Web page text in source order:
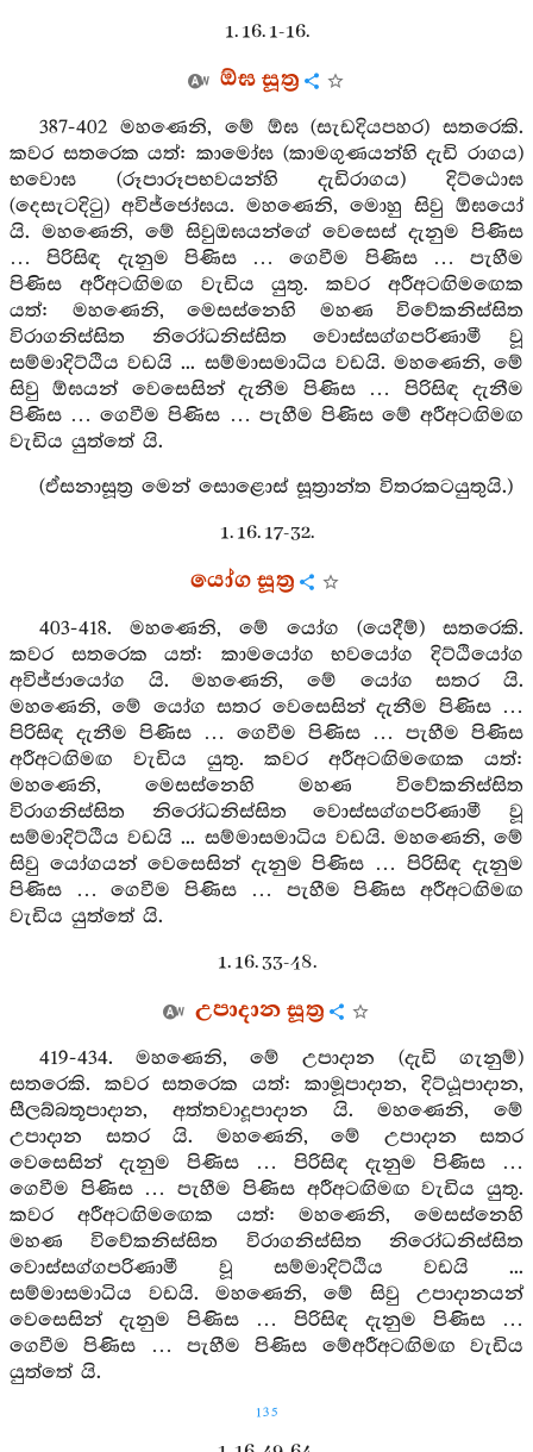
1. 16. 1-16.
ඕඝ සූත්‍ර
387-402 මහණෙනි, මේ ඕඝ (සැඩදියපහර) සතරෙකි.
කවර සතරෙක යත්: කාමෝඝ (කාමගුණයන්හි දැඩි රාගය)
භවොඝ (රූපාරූපභවයන්හි දැඩිරාගය) දිට්ඨොඝ
(දෙසැටදිටු) අවිජ්ජෝඝය. මහණෙනි, මොහු සිවු ඕඝයෝ
යි. මහණෙනි, මේ සිවුඔඝයන්ගේ වෙසෙස් දැනුම පිණිස
… පිරිසිඳ දැනුම පිණිස … ගෙවීම පිණිස … පැහීම
පිණිස අරීඅටඟිමඟ වැඩිය යුතු. කවර අරීඅටඟිමඟෙක
යත්: මහණෙනි, මෙසස්නෙහි මහණ විවේකනිස්සිත
විරාගනිස්සිත නිරෝධනිස්සිත වොස්සග්ගපරිණාමී වූ
සම්මාදිට්ඨිය වඩයි ... සම්මාසමාධිය වඩයි. මහණෙනි, මේ
සිවු ඕඝයන් වෙසෙසින් දැනීම පිණිස … පිරිසිඳ දැනීම
පිණිස … ගෙවීම පිණිස … පැහීම පිණිස මේ අරීඅටඟිමඟ
වැඩිය යුත්තේ යි.
(ඒසනාසූත්‍ර මෙන් සොළොස් සූත්‍රාන්ත විතරකටයුතුයි.)
1. 16. 17-32.
යෝග සූත්‍ර
403-418. මහණෙනි, මේ යෝග (යෙදීම්) සතරෙකි.
කවර සතරෙක යත්: කාමයෝග භවයෝග දිට්ඨියෝග
අවිජ්ජායෝග යි. මහණෙනි, මේ යෝග සතර යි.
මහණෙනි, මේ යෝග සතර වෙසෙසින් දැනීම පිණිස …
පිරිසිඳ දැනීම පිණිස … ගෙවීම පිණිස … පැහීම පිණිස
අරීඅටඟිමඟ වැඩිය යුතු. කවර අරීඅටඟිමඟෙක යත්:
මහණෙනි, මෙසස්නෙහි මහණ විවේකනිස්සිත
විරාගනිස්සිත නිරෝධනිස්සිත වොස්සග්ගපරිණාමී වූ
සම්මාදිට්ඨිය වඩයි ... සම්මාසමාධිය වඩයි. මහණෙනි, මේ
සිවු යෝගයන් වෙසෙසින් දැනුම පිණිස … පිරිසිඳ දැනුම
පිණිස … ගෙවීම පිණිස … පැහීම පිණිස අරීඅටඟිමඟ
වැඩිය යුත්තේ යි.
1. 16. 33-48.
උපාදාන සූත්‍ර
419-434. මහණෙනි, මේ උපාදාන (දැඩි ගැනුම්)
සතරෙකි. කවර සතරෙක යත්: කාමූපාදාන, දිට්ඨූපාදාන,
සීලබ්බතූපාදාන, අත්තවාදූපාදාන යි. මහණෙනි, මේ
උපාදාන සතර යි. මහණෙනි, මේ උපාදාන සතර
වෙසෙසින් දැනුම පිණිස … පිරිසිඳ දැනුම පිණිස …
ගෙවීම පිණිස … පැහීම පිණිස අරීඅටඟිමඟ වැඩිය යුතු.
කවර අරීඅටඟිමඟෙක යත්: මහණෙනි, මෙසස්නෙහි
මහණ විවේකනිස්සිත විරාගනිස්සිත නිරෝධනිස්සිත
වොස්සග්ගපරිණාමී වූ සම්මාදිට්ඨිය වඩයි ...
සම්මාසමාධිය වඩයි. මහණෙනි, මේ සිවු උපාදානයන්
වෙසෙසින් දැනුම පිණිස … පිරිසිඳ දැනුම පිණිස …
ගෙවීම පිණිස … පැහීම පිණිස මේඅරීඅටඟිමඟ වැඩිය
යුත්තේ යි.
135